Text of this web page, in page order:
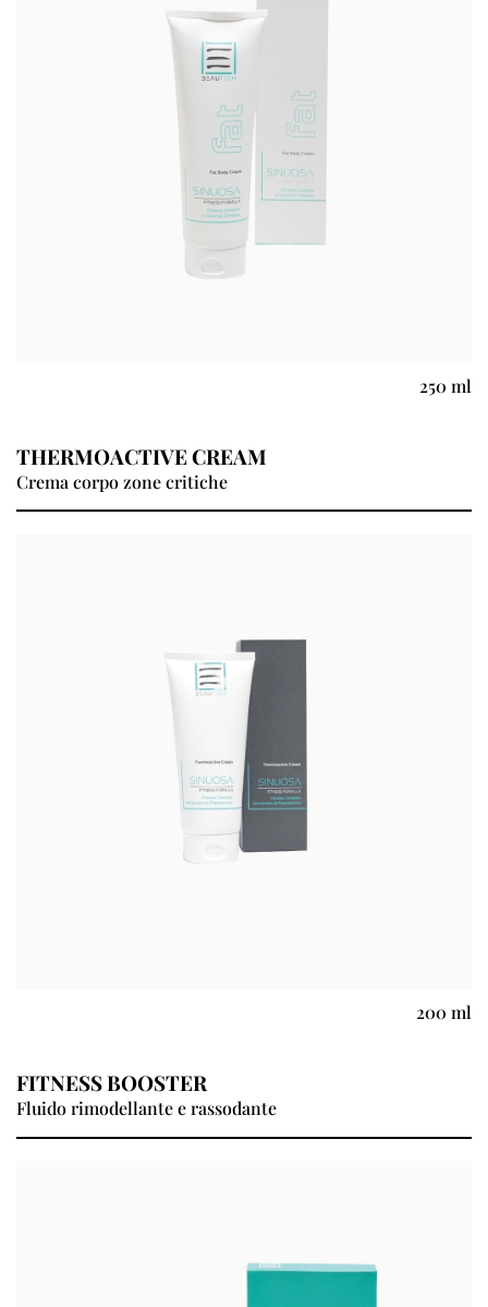
250 ml
THERMOACTIVE CREAM
Crema corpo zone critiche
200 ml
FITNESS BOOSTER
Fluido rimodellante e rassodante